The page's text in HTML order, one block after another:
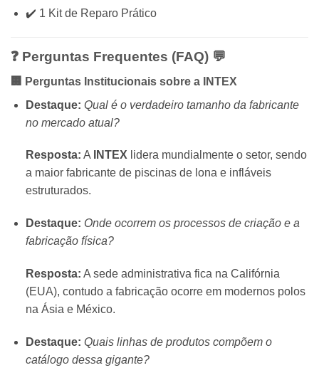
✔️ 1 Kit de Reparo Prático
❓ Perguntas Frequentes (FAQ) 💬
🏢 Perguntas Institucionais sobre a
INTEX
Destaque: Qual é o verdadeiro tamanho da fabricante
no mercado atual?
Resposta: A INTEXlidera mundialmente o setor, sendo
a maior fabricante de piscinas de lona e infláveis
estruturados.
Destaque: Onde ocorrem os processos de criação e a
fabricação física?
Resposta: A sede administrativa fica na Califórnia
(EUA), contudo a fabricação ocorre em modernos polos
na Ásia e México.
Destaque: Quais linhas de produtos compõem o
catálogo dessa gigante?